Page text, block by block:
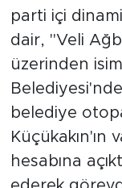
parti içi
dair, ''Veli
üzerinden
belediye
Küçükakın'ın
hesabına